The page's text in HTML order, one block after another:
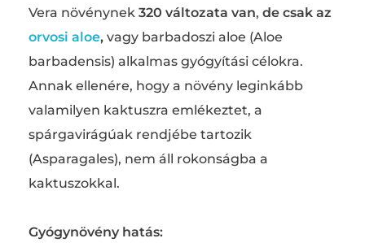
Vera növénynek 320 változata van, de csak az
orvosi aloe, vagy barbadoszi aloe (Aloe
barbadensis) alkalmas gyógyítási célokra.
Annak ellenére, hogy a növény leginkább
valamilyen kaktuszra emlékeztet, a
spárgavirágúak rendjébe tartozik
(Asparagales), nem áll rokonságba a
kaktuszokkal.
Gyógynövény hatás: